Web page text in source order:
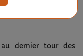
dernier tour des